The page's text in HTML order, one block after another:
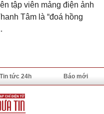
tập viên mảng điện ảnh
Tâm là “đoá hồng
Tin tức 24h Báo mới